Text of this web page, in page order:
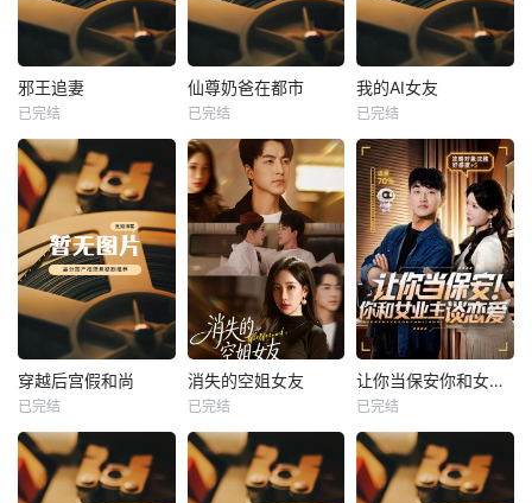
热播
邪王追妻
未知
邪王追妻
已完结
热播
未知
仙尊奶爸在都市
已完结
热播
我的AI女友
未知
我的AI女友
已完结
热播
未知
穿越后宫假和尚
已完结
热播
未知
消失的空姐女友
已完结
热播
未知
让你当保安你和女业主谈恋爱
已完结